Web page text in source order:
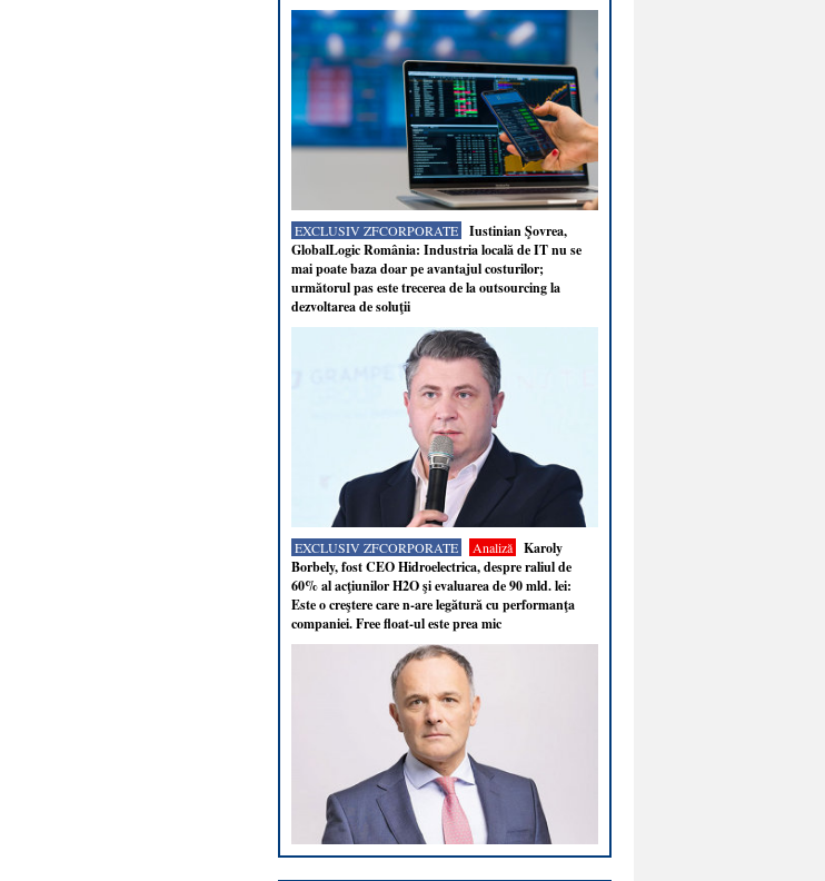
EXCLUSIV ZFCORPORATE
Iustinian Şovrea,
GlobalLogic România: Industria locală de IT nu se
mai poate baza doar pe avantajul costurilor;
următorul pas este trecerea de la outsourcing la
dezvoltarea de soluţii
EXCLUSIV ZFCORPORATE Analiză
Karoly
Borbely, fost CEO Hidroelectrica, despre raliul de
60% al acţiunilor H2O şi evaluarea de 90 mld. lei:
Este o creştere care n-are legătură cu performanţa
companiei. Free float-ul este prea mic